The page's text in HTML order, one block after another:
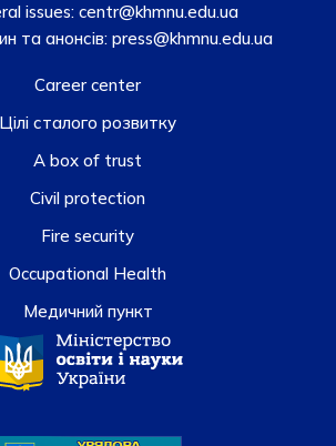
issues: centr@khmnu.edu.ua
та анонсів:press@khmnu.edu.ua
Career center
Цілі сталого розвитку
A box of trust
Civil protection
Fire security
Occupational Health
Медичний пункт